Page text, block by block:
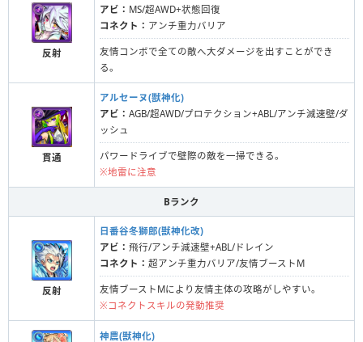
反射
アビ： MS/超AWD+状態回復
コネクト： アンチ重力バリア
友情コンボで全ての敵へ大ダメージを出すことができ
る。
貫通
アルセーヌ(獣神化)
アビ： AGB/超AWD/プロテクション+ABL/アンチ減速壁/ダ
ッシュ
パワードライブで壁際の敵を一掃できる。
※地雷に注意
Bランク
反射
日番谷冬獅郎(獣神化改)
アビ： 飛行/アンチ減速壁+ABL/ドレイン
コネクト： 超アンチ重力バリア/友情ブーストM
友情ブーストMにより友情主体の攻略がしやすい。
※コネクトスキルの発動推奨
神農(獣神化)